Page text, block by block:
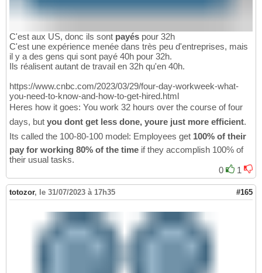
C'est aux US, donc ils sont payés pour 32h
C'est une expérience menée dans très peu d'entreprises, mais
il y a des gens qui sont payé 40h pour 32h.
Ils réalisent autant de travail en 32h qu'en 40h.
https://www.cnbc.com/2023/03/29/four-day-workweek-what-
you-need-to-know-and-how-to-get-hired.html
Heres how it goes: You work 32 hours over the course of four
days, but you dont get less done, youre just more efficient.
Its called the 100-80-100 model: Employees get 100% of their
pay for working 80% of the time if they accomplish 100% of
their usual tasks.
0
1
totozor, le 31/07/2023 à 17h35 #165